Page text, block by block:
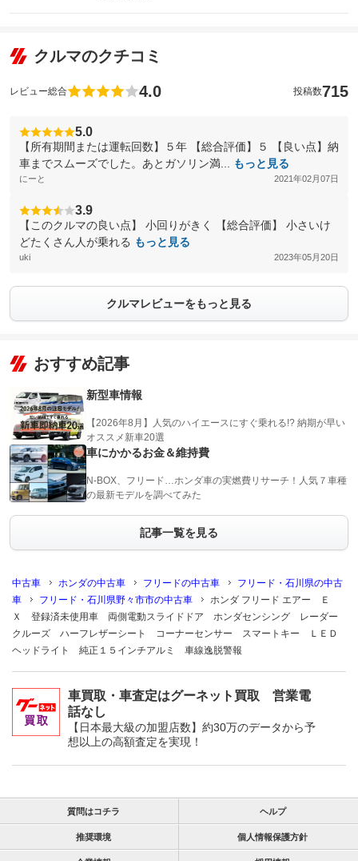
クルマのクチコミ
レビュー総合 4.0 投稿数715
5.0
【所有期間または運転回数】５年 【総合評価】５ 【良い点】納
車までスムーズでした。あとガソリン満...
もっと見る
にーと 2021年02月07日
3.9
【このクルマの良い点】 小回りがきく 【総合評価】 小さいけ
どたくさん人が乗れる もっと見る
uki 2023年05月20日
クルマレビューをもっと見る
おすすめ記事
新型車情報
【2026年8月】人気のハイエースにすぐ乗れる!? 納期が早い
オススメ新車20選
車にかかるお金＆維持費
N-BOX、フリード…ホンダ車の実燃費リサーチ！人気７車種
の最新モデルを調べてみた
記事一覧を見る
中古車 ホンダの中古車 フリードの中古車
フリード・石川県の中古
車
フリード・石川県野々市市の中古車
ホンダ フリード エアー Ｅ
Ｘ 登録済未使用車 両側電動スライドドア ホンダセンシング レーダー
クルーズ ハーフレザーシート コーナーセンサー スマートキー ＬＥＤ
ヘッドライト 純正１５インチアルミ 車線逸脱警報
車買取・車査定はグーネット買取 営業電
話なし
【日本最大級の加盟店数】約30万のデータから予
想以上の高額査定を実現！
質問はコチラ ヘルプ
推奨環境 個人情報保護方針